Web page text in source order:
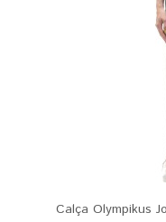
Calça Olympikus